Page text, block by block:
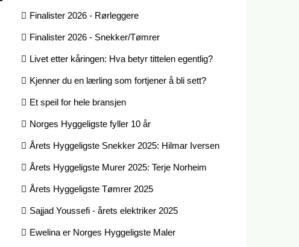
Finalister 2026 - Rørleggere
Finalister 2026 - Snekker/Tømrer
Livet etter kåringen: Hva betyr tittelen egentlig?
Kjenner du en lærling som fortjener å bli sett?
Et speil for hele bransjen
Norges Hyggeligste fyller 10 år
Årets Hyggeligste Snekker 2025: Hilmar Iversen
Årets Hyggeligste Murer 2025: Terje Norheim
Årets Hyggeligste Tømrer 2025
Sajjad Youssefi - årets elektriker 2025
Ewelina er Norges Hyggeligste Maler